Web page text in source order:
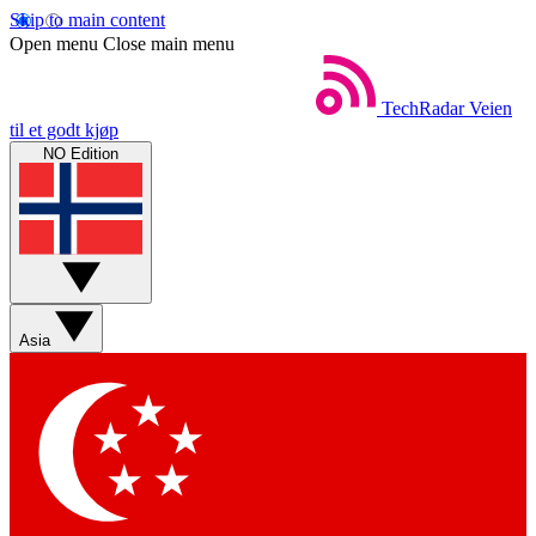
Skip to main content
Open menu Close main menu
TechRadar Veien
til et godt kjøp
NO Edition
Asia